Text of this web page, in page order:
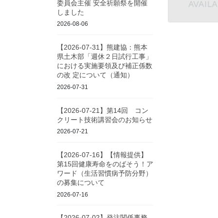
委員会主催 安全祈願祭を開催
しました
2026-08-06
【2026-07-31】熊建協：熊本
県土木部「週休２日試行工事」
における実施要領及び補正係数
の改 定について（通知）
2026-07-31
【2026-07-21】第14回 コン
クリート技術講習会のお知らせ
2026-07-21
【2026-07-16】【情報提供】
第15回健康寿命をのばそう！ア
ワード（生活習慣病予防分野）
の募集について
2026-07-16